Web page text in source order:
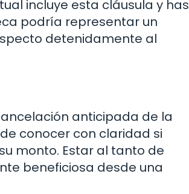
incluye esta cláusula y has
podría representar un
detenidamente al
anticipada de la
conocer con claridad si
monto. Estar al tanto de
beneficiosa desde una